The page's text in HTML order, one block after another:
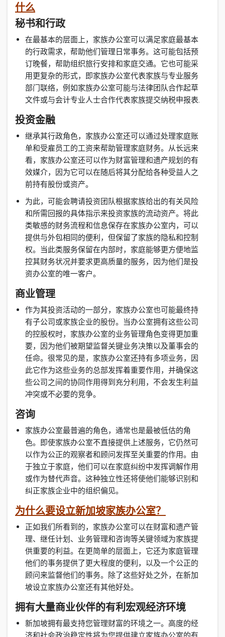
什么
秘书和行政
在最基本的层面上，家族办公室可以满足家庭最基本
的行政需求，帮助他们管理日常事务。这可能包括预
订晚餐，帮助组织旅行安排和家庭交通。它也可能采
用更复杂的形式，即家族办公室代表家族与专业服务
部门联络，例如家族办公室可能与法律团队合作起草
文件或与会计专业人士合作代表家族提交纳税申报表.
投资金融
继承其行政角色，家族办公室还可以通过处理家庭账
单和受雇员工的工资来帮助管理家庭财务。从长远来
看，家族办公室还可以作为财富管理和遗产规划的有
效媒介，因为它可以在随后将其分配给各种受益人之
前持有股份或资产。
为此，可能会聘请投资团队根据家族给出的有关风险
和所需回报的具体指示来投资家族的流动资产。将此
类敏感的财务流程和信息保存在家族办公室内，可以
提供与外包相同的便利，但保留了家族的隐私和控制
权。当此类服务保留在内部时，家庭能够更方便地监
控其财务状况并要求更高质量的服务，因为他们是投
资办公室的唯一客户。
商业管理
作为其投资活动的一部分，家族办公室也可能最终持
有子公司或家族企业的股份。当办公室拥有这些公司
的控股权时，家族办公室的业务管理角色变得更加重
要，因为他们被期望监督关键业务决策以及董事会的
任命。很常见的是，家族办公室还持有多项业务，因
此它作为这些业务的总部发挥着重要作用，并确保这
些公司之间的协同作用得到充分利用，不会发生利益
冲突或不必要的竞争。
咨询
家族办公室最普遍的角色，通常也是最被低估的角
色。即使家族办公室不直接提供上述服务，它仍然可
以作为公正的观察者和顾问发挥至关重要的作用。由
于独立于家庭，他们可以在家庭纠纷中发挥调解作用
或作为替代声音。这种独立性还将使他们能够识别和
纠正家族企业中的组织偏见。
为什么要设立新加坡家族办公室？
正如我们所看到的，家族办公室可以在财富和遗产管
理、继任计划、业务管理和咨询等关键领域为家族提
供重要的利益。在更简单的层面上，它还为家庭管理
他们的事务提供了更大程度的便利，以及一个公正的
顾问来监督他们的事务。除了这些好处之外，在新加
坡设立家族办公室还有其他好处。
拥有大量商业伙伴的有利宏观经济环境
新加坡拥有最支持您管理财富的环境之一。高度的经